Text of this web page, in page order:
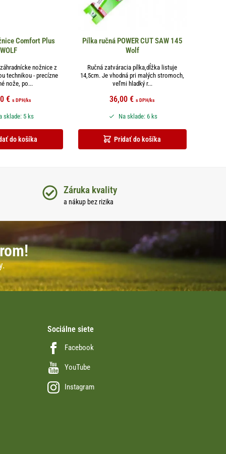
Comfort Plus
WOLF
nožnice z
technikou - precízne
nože, po...
€ s DPH/ks
do košíka
sklade: 5 ks
Pílka ručná POWER CUT SAW 145
Wolf
Ručná zatváracia pílka,dĺžka listuje
14,5cm. Je vhodná pri malých stromoch,
veľmi hladký r...
36,00€ s DPH/ks
Pridať do košíka
Na sklade: 6 ks
Záruka kvality
a nákup bez rizika
Sociálne siete
Facebook
YouTube
Instagram